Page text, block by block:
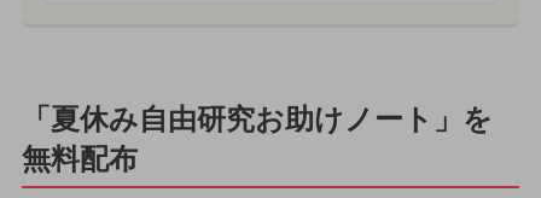
「夏休み自由研究お助けノート」を
無料配布